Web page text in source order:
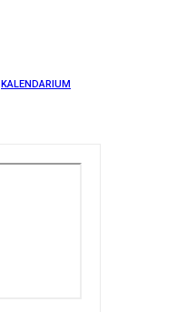
KALENDARIUM